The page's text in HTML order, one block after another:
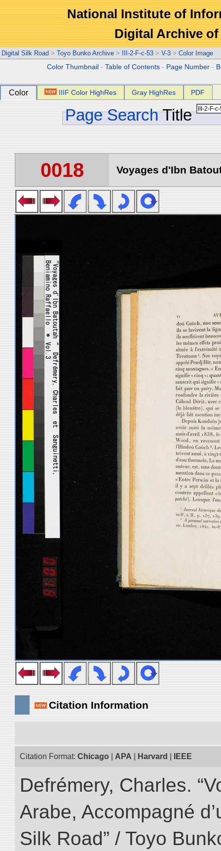
National Institute of
Digital Archive
Digital Silk Road > Toyo Bunko Archive > III-2-F-c-53 > V-3 > Color Image
Color Thumbnail -Table of Contents - Page Number -
Color IIIF Color HighRes Gray HighRes PDF
Page Search Title
0018 Voyages d'Ibn
Citation Information
Citation Format: Chicago APA Harvard IEEE
Defrémery, Charles.
Arabe, Accompagné
Silk Road” / Toyo